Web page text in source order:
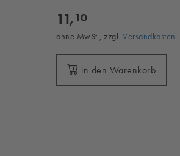
11, 10
ohne MwSt., zzgl.Versandkosten
in den Warenkorb